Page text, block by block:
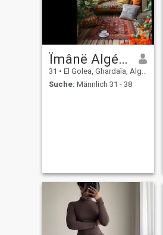
Ïmânë Algérie
31 • El Golea, Ghardaïa, Algerien
Suche: Männlich 31 - 38